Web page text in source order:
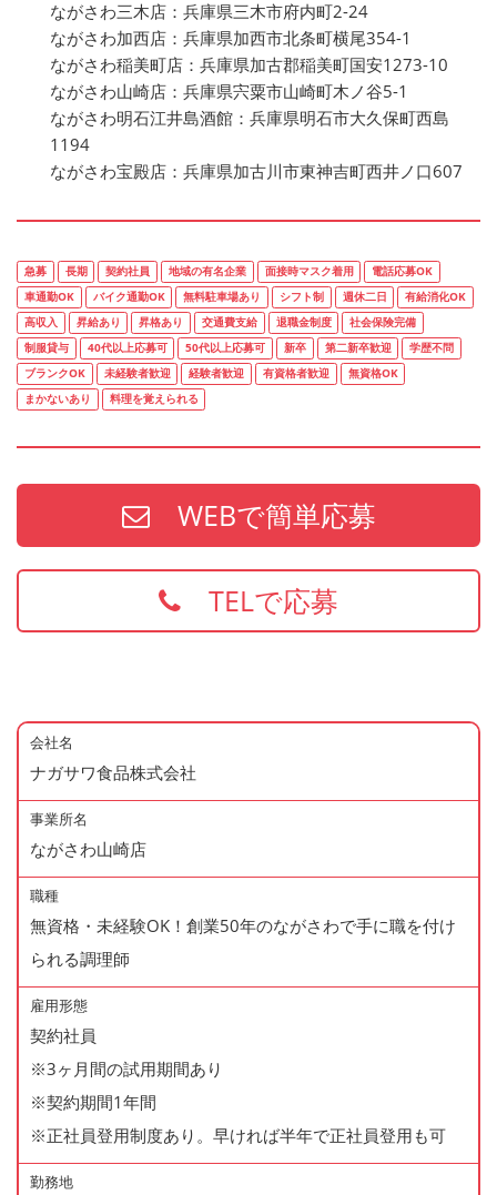
ながさわ三木店：兵庫県三木市府内町2-24
ながさわ加西店：兵庫県加西市北条町横尾354-1
ながさわ稲美町店：兵庫県加古郡稲美町国安1273-10
ながさわ山崎店：兵庫県宍粟市山崎町木ノ谷5-1
ながさわ明石江井島酒館：兵庫県明石市大久保町西島
1194
ながさわ宝殿店：兵庫県加古川市東神吉町西井ノ口607
急募 長期 契約社員 地域の有名企業 面接時マスク着用
電話応募OK
車通勤OK
バイク通勤OK 無料駐車場あり シフト制 週休二日
有給消化OK
高収入
昇給あり 昇格あり 交通費支給 退職金制度
社会保険完備
制服貸与
40代以上応募可 50代以上応募可 新卒 第二新卒歓迎
学歴不問
ブランクOK
未経験者歓迎 経験者歓迎 有資格者歓迎
無資格OK
まかないあり
料理を覚えられる
WEBで簡単応募
TELで応募
会社名
ナガサワ食品株式会社
事業所名
ながさわ山崎店
職種
無資格・未経験OK！創業50年のながさわで手に職を付け
られる調理師
雇用形態
契約社員
※3ヶ月間の試用期間あり
※契約期間1年間
※正社員登用制度あり。早ければ半年で正社員登用も可
勤務地